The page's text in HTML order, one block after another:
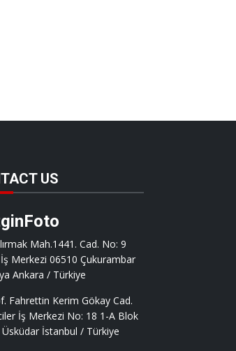
Telefonu Samsung Galaxy A9 Dört Dörtlük
US
Mah.1441. Cad. No: 9
İş Merkezi 06510 Çukurambar
Ankara / Türkiye
Fahrettin Kerim Gökay Cad.
İş Merkezi No: 18 1-A Blok
İstanbul / Türkiye